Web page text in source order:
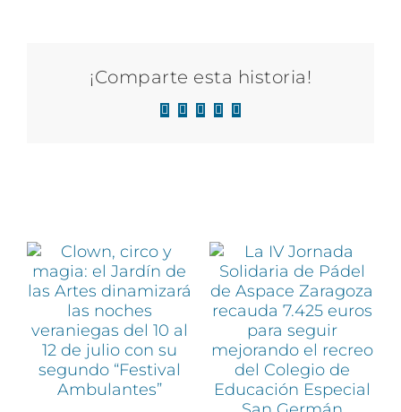
¡Comparte esta historia!
Facebook
X LinkedIn
WhatsApp
Correo